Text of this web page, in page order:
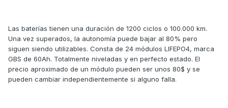
Las baterías tienen una duración de 1200 ciclos o 100.000 km.
Una vez superados, la autonomía puede bajar al 80% pero
siguen siendo utilizables. Consta de 24 módulos LIFEPO4, marca
GBS de 60Ah. Totalmente niveladas y en perfecto estado. El
precio aproximado de un módulo pueden ser unos 80$ y se
pueden cambiar independientemente si alguno falla.